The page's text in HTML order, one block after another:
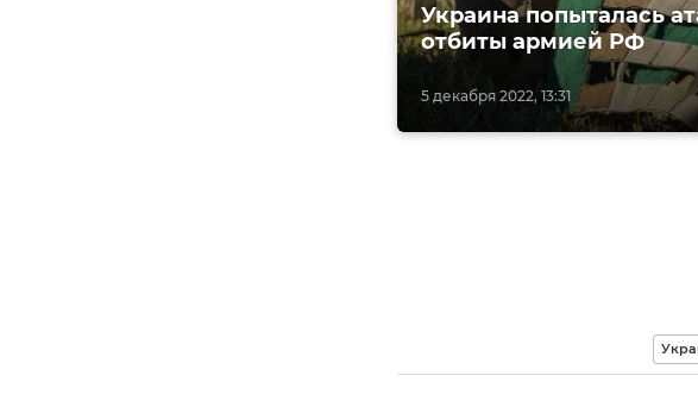
5 декабря 2022, 13:31
Украина попыталась
отбиты армией РФ